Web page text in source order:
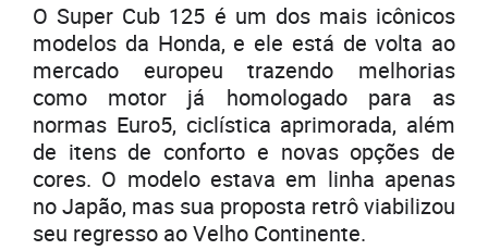
O Super Cub 125 é um dos mais icônicos
modelos da Honda, e ele está de volta ao
mercado europeu trazendo melhorias
como motor já homologado para as
normas Euro5, ciclística aprimorada, além
de itens de conforto e novas opções de
cores. O modelo estava em linha apenas
no Japão, mas sua proposta retrô viabilizou
seu regresso ao Velho Continente.